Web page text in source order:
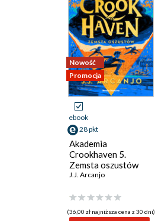
Nowość
Promocja
ebook
28 pkt
Akademia
Crookhaven 5.
Zemsta oszustów
J.J. Arcanjo
(36,00 zł najniższa cena z 30 dni)